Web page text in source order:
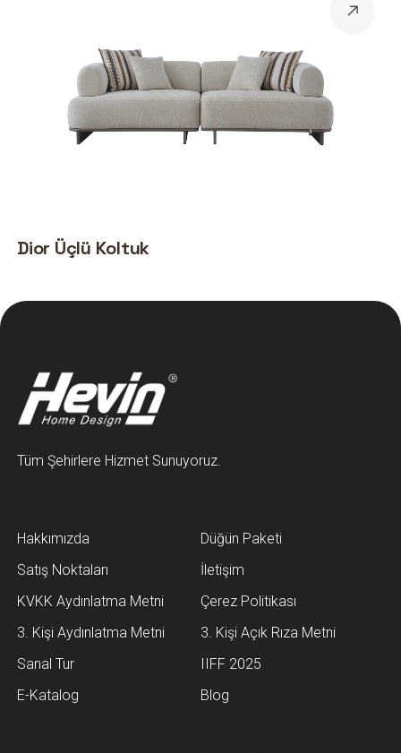
Dior Üçlü Koltuk
Tüm Şehirlere Hizmet Sunuyoruz.
Hakkımızda
Düğün Paketi
Satış Noktaları
İletişim
KVKK Aydınlatma Metni
Çerez Politikası
3. Kişi Aydınlatma Metni
3. Kişi Açık Rıza Metni
Sanal Tur
IIFF 2025
E-Katalog
Blog